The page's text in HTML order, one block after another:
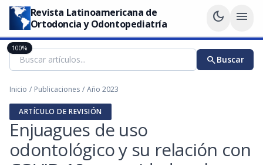
Revista Latinoamericana de
Ortodoncia y Odontopediatría
dark_mode menu
searchBuscar
Inicio / Publicaciones / Año 2023
ARTÍCULO DE REVISIÓN
Enjuagues de uso
odontológico y su relación con
100%